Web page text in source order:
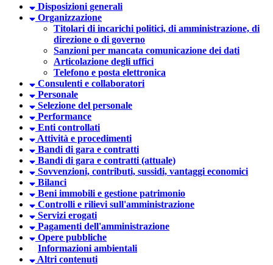
Disposizioni generali
Organizzazione
Titolari di incarichi politici, di amministrazione, di
direzione o di governo
Sanzioni per mancata comunicazione dei dati
Articolazione degli uffici
Telefono e posta elettronica
Consulenti e collaboratori
Personale
Selezione del personale
Performance
Enti controllati
Attività e procedimenti
Bandi di gara e contratti
Bandi di gara e contratti (attuale)
Sovvenzioni, contributi, sussidi, vantaggi economici
Bilanci
Beni immobili e gestione patrimonio
Controlli e rilievi sull'amministrazione
Servizi erogati
Pagamenti dell'amministrazione
Opere pubbliche
Informazioni ambientali
Altri contenuti